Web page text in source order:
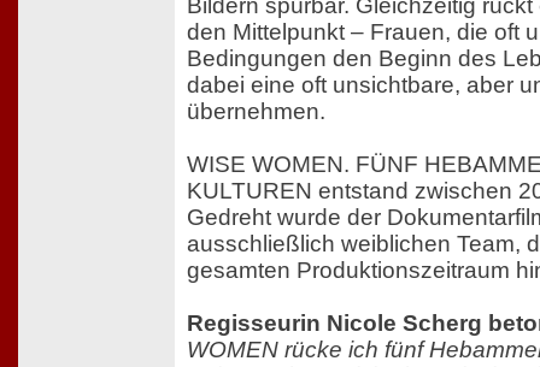
Bildern spürbar. Gleichzeitig
den Mittelpunkt – Frauen, die oft
Bedingungen den Beginn des
dabei eine oft unsichtbare, aber
übernehmen.
WISE WOMEN. FÜNF
KULTUREN entstand zwischen
Gedreht wurde der
ausschließlich weiblichen Team,
gesamten Produktionszeitraum
Regisseurin Nicole Scherg
WOMEN rücke ich fünf